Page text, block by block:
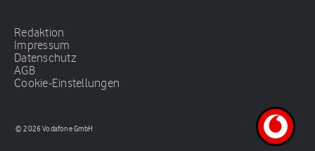
Redaktion
Impressum
Datenschutz
AGB
Cookie-Einstellungen
© 2026 Vodafone GmbH